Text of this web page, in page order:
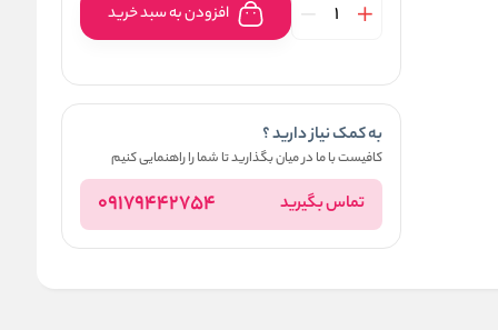
افزودن به سبد خرید
به کمک نیاز دارید ؟
کافیست با ما در میان بگذارید تا شما را راهنمایی کنیم
تماس بگیرید 09179442754